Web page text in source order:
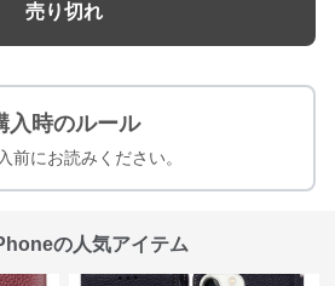
売り切れ
入時のルール
前にお読みください。
の人気アイテム